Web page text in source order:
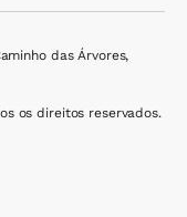
das Árvores,
os direitos reservados.